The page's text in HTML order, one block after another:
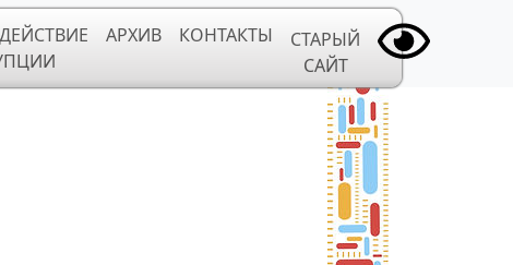
АРХИВ КОНТАКТЫ
СТАРЫЙ
САЙТ